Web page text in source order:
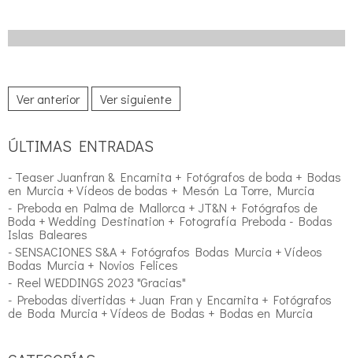
Ver anterior Ver siguiente
ÚLTIMAS ENTRADAS
- Teaser Juanfran & Encarnita + Fotógrafos de boda + Bodas
en Murcia + Vídeos de bodas + Mesón La Torre, Murcia
- Preboda en Palma de Mallorca + JT&N + Fotógrafos de
Boda + Wedding Destination + Fotografía Preboda - Bodas
Islas Baleares
- SENSACIONES S&A + Fotógrafos Bodas Murcia + Vídeos
Bodas Murcia + Novios Felices
- Reel WEDDINGS 2023 "Gracias"
- Prebodas divertidas + Juan Fran y Encarnita + Fotógrafos
de Boda Murcia + Vídeos de Bodas + Bodas en Murcia